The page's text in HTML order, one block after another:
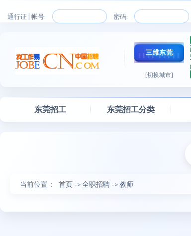
通行证 | 帐号: 密码:
三维东莞
[切换城市]
东莞招工 东莞招工分类
当前位置： 首页 ->全职招聘 ->教师